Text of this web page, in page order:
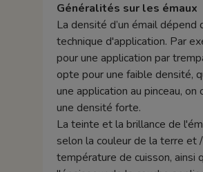
Généralités sur les émaux
La densité d’un émail dépend
technique d'application. Par
pour une application par
opte pour une faible densité,
une application au pinceau, on
une densité forte.
La teinte et la brillance de
selon la couleur de la terre et
température de cuisson, ainsi